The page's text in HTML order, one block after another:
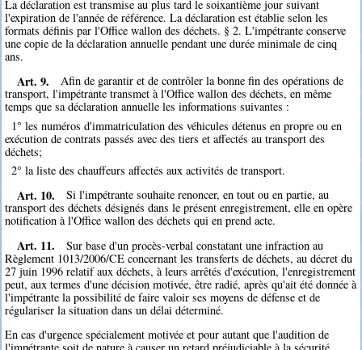
La déclaration est transmise au plus tard le soixantième jour suivant
l'expiration de l'année de référence. La déclaration est établie selon les
formats définis par l'Office wallon des déchets. § 2. L'impétrante conserve
une copie de la déclaration annuelle pendant une durée minimale de cinq
ans.
Art. 9.
Afin de garantir et de contrôler la bonne fin des opérations de
transport, l'impétrante transmet à l'Office wallon des déchets, en même
temps que sa déclaration annuelle les informations suivantes :
1° les numéros d'immatriculation des véhicules détenus en propre ou en
exécution de contrats passés avec des tiers et affectés au transport des
déchets;
2° la liste des chauffeurs affectés aux activités de transport.
Art. 10.
Si l'impétrante souhaite renoncer, en tout ou en partie, au
transport des déchets désignés dans le présent enregistrement, elle en opère
notification à l'Office wallon des déchets qui en prend acte.
Art. 11.
Sur base d'un procès-verbal constatant une infraction au
Règlement 1013/2006/CE concernant les transferts de déchets, au décret du
27 juin 1996 relatif aux déchets, à leurs arrêtés d'exécution, l'enregistrement
peut, aux termes d'une décision motivée, être radié, après qu'ait été donnée à
l'impétrante la possibilité de faire valoir ses moyens de défense et de
régulariser la situation dans un délai déterminé.
En cas d'urgence spécialement motivée et pour autant que l'audition de